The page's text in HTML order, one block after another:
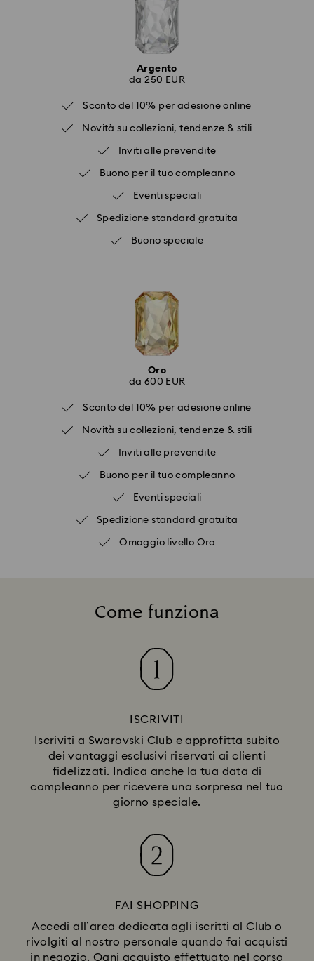
Argento
da 250 EUR
Sconto del 10% per adesione online
Novità su collezioni, tendenze & stili
Inviti alle prevendite
Buono per il tuo compleanno
Eventi speciali
Spedizione standard gratuita
Buono speciale
Oro
da 600 EUR
Sconto del 10% per adesione online
Novità su collezioni, tendenze & stili
Inviti alle prevendite
Buono per il tuo compleanno
Eventi speciali
Spedizione standard gratuita
Omaggio livello Oro
Come funziona
ISCRIVITI
Iscriviti a Swarovski Club e approfitta subito
dei vantaggi esclusivi riservati ai clienti
fidelizzati. Indica anche la tua data di
compleanno per ricevere una sorpresa nel tuo
giorno speciale.
FAI SHOPPING
Accedi all’area dedicata agli iscritti al Club o
rivolgiti al nostro personale quando fai acquisti
in negozio. Ogni acquisto effettuato nel corso